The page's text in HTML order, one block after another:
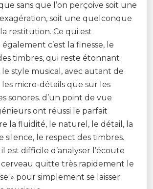
sans que l’on perçoive soit une
soit une quelconque
restitution. Ce qui est
c’est la finesse, le
timbres, qui reste étonnant
style musical, avec autant de
micro-détails que sur les
sonores. d’un point de vue
ont réussi le parfait
la fluidité, le naturel, le détail, la
silence, le respect des timbres.
il est difficile d’analyser l’écoute
quitte très rapidement le
» pour simplement se laisser